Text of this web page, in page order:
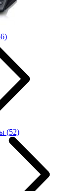
(52)